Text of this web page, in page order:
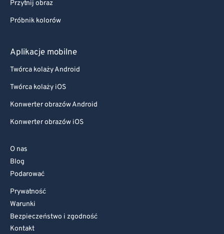
Przytnij obraz
Próbnik kolorów
Aplikacje mobilne
Twórca kolaży Android
Twórca kolaży iOS
Konwerter obrazów Android
Konwerter obrazów iOS
O nas
Blog
Podarować
Prywatność
Warunki
Bezpieczeństwo i zgodność
Kontakt